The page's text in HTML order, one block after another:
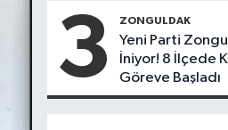
mi?
3 ZONGULDAK
Yeni Parti
İniyor! 8 İlçede
Göreve Başladı